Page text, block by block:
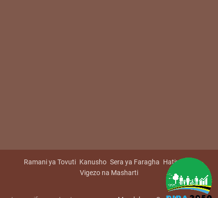
Ramani ya Tovuti Kanusho Sera ya Faragha Hatimiliki
Vigezo na Masharti